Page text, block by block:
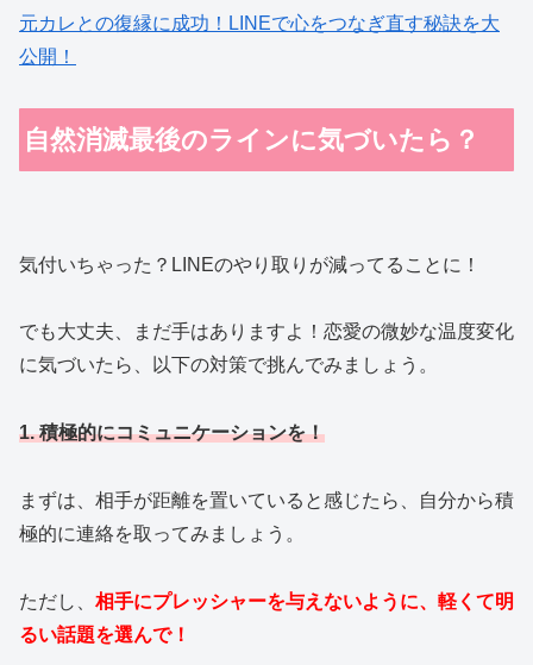
元カレとの復縁に成功！LINEで心をつなぎ直す秘訣を大
公開！
自然消滅最後のラインに気づいたら？
気付いちゃった？LINEのやり取りが減ってることに！
でも大丈夫、まだ手はありますよ！恋愛の微妙な温度変化
に気づいたら、以下の対策で挑んでみましょう。
1. 積極的にコミュニケーションを！
まずは、相手が距離を置いていると感じたら、自分から積
極的に連絡を取ってみましょう。
ただし、 相手にプレッシャーを与えないように、軽くて明
るい話題を選んで！